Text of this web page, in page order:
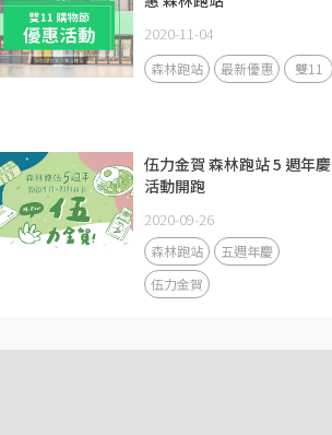
2020-11-04
森林跑站 最新優惠 雙11
伍力金賀 森林跑站 5 週年慶
活動開跑
2020-09-26
森林跑站
五週年慶
伍力金賀